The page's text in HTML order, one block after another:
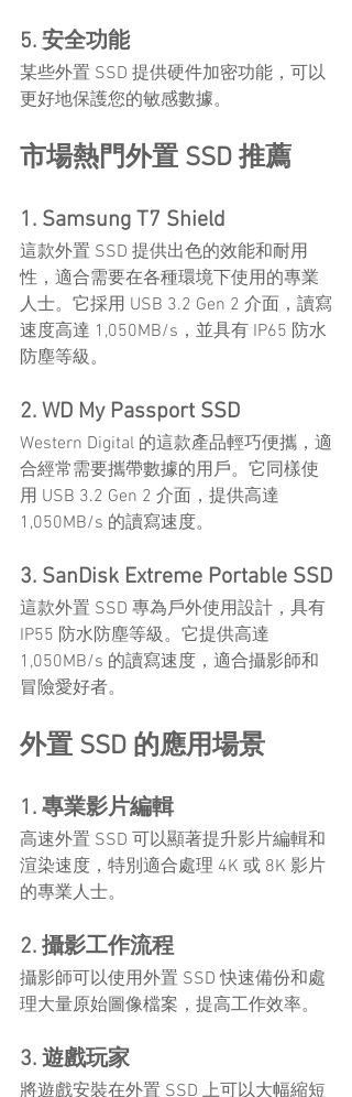
5. 安全功能
某些外置 SSD 提供硬件加密功能，可以
更好地保護您的敏感數據。
市場熱門外置 SSD 推薦
1. Samsung T7 Shield
這款外置 SSD 提供出色的效能和耐用
性，適合需要在各種環境下使用的專業
人士。它採用 USB 3.2 Gen 2 介面，讀寫
速度高達 1,050MB/s，並具有 IP65 防水
防塵等級。
2. WD My Passport SSD
Western Digital 的這款產品輕巧便攜，適
合經常需要攜帶數據的用戶。它同樣使
用 USB 3.2 Gen 2 介面，提供高達
1,050MB/s 的讀寫速度。
3. SanDisk Extreme Portable SSD
這款外置 SSD 專為戶外使用設計，具有
IP55 防水防塵等級。它提供高達
1,050MB/s 的讀寫速度，適合攝影師和
冒險愛好者。
外置 SSD 的應用場景
1. 專業影片編輯
高速外置 SSD 可以顯著提升影片編輯和
渲染速度，特別適合處理 4K 或 8K 影片
的專業人士。
2. 攝影工作流程
攝影師可以使用外置 SSD 快速備份和處
理大量原始圖像檔案，提高工作效率。
3. 遊戲玩家
將遊戲安裝在外置 SSD 上可以大幅縮短